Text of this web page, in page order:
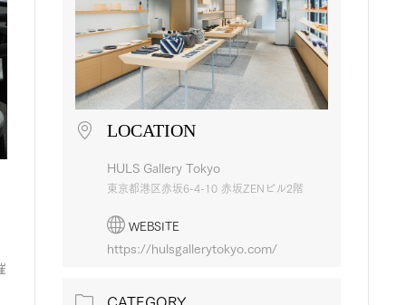
LOCATION
HULS Gallery Tokyo
東京都港区赤坂6-4-10 赤坂ZENビル2階
WEBSITE
https://hulsgallerytokyo.com/